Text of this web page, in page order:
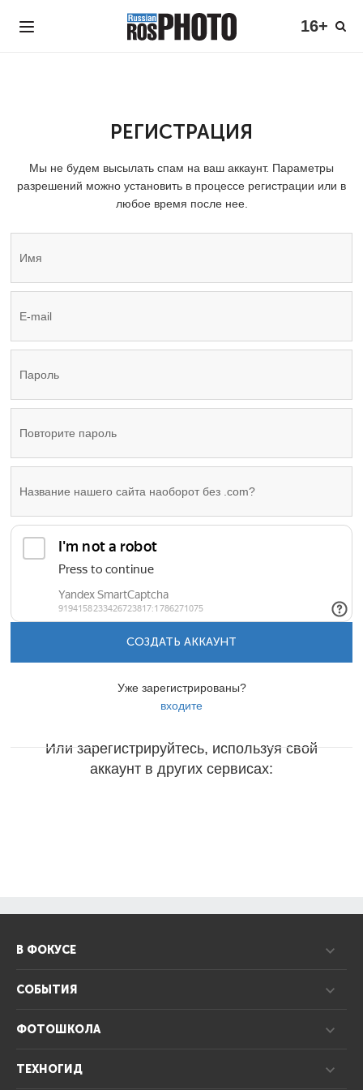
16+
РЕГИСТРАЦИЯ
Мы не будем высылать спам на ваш аккаунт. Параметры
разрешений можно установить в процессе регистрации или в
любое время после нее.
СОЗДАТЬ АККАУНТ
Уже зарегистрированы?
входите
Или зарегистрируйтесь, используя свой
аккаунт в других сервисах:
В ФОКУСЕ
СОБЫТИЯ
ФОТОШКОЛА
ТЕХНОГИД